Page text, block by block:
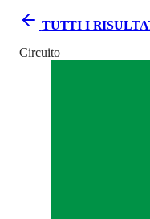
TUTTI I
Circuito